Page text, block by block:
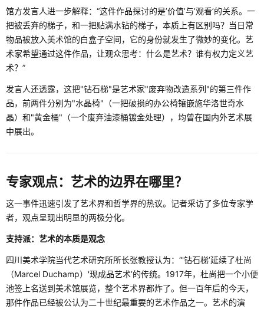
馆方发言人进一步解释：“这件作品探讨的是’价值’与’观看’的关系。一
把被丢弃的梯子，和一把贴满水钻的梯子，本质上有区别吗？当日常
物品被放入美术馆的白盒子空间，它的身份就发生了微妙的变化。艺
术家希望通过这件作品，让观众思考：什么是艺术？谁有权力定义艺
术？”
发言人还透露，这把"钻石梯"是艺术家"废弃物改造系列"的第三件作
品，前两件分别为"水晶椅"（一把破损的办公椅镶嵌施华洛世奇水
晶）和"黄金桶"（一个废弃油漆桶镀金处理），均曾在国内外艺术展
中展出。
专家观点：艺术的边界在哪里？
这一事件迅速引发了艺术界和哲学界的热议。记者采访了多位专家学
者，观点呈现出明显的两极分化。
支持派：艺术的本质是观念
四川美术学院当代艺术研究所所长张教授认为：“'钻石梯’延续了杜尚
（Marcel Duchamp）'现成品艺术’的传统。1917年，杜尚把一个小便
池签上名送到美术馆展览，整个艺术界都炸了。但一百年后的今天，
那件作品已经被公认为二十世纪最重要的艺术作品之一。艺术的演